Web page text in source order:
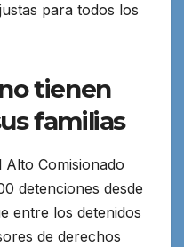
para todos los
tienen
familias
Alto Comisionado
detenciones desde
entre los detenidos
de derechos